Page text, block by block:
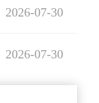
2026-07-30
2026-07-30